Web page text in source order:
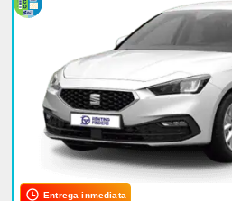
Entrega inmediata